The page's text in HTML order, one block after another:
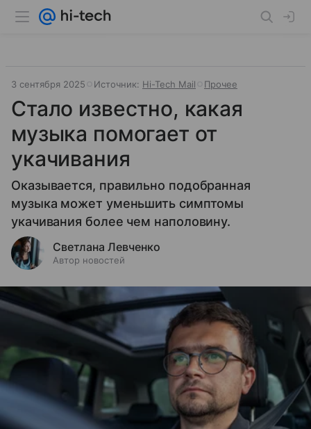
3 сентября 2025 Источник: Hi-Tech Mail Прочее
Стало известно, какая
музыка помогает от
укачивания
Оказывается, правильно подобранная
музыка может уменьшить симптомы
укачивания более чем наполовину.
Светлана Левченко
Автор новостей